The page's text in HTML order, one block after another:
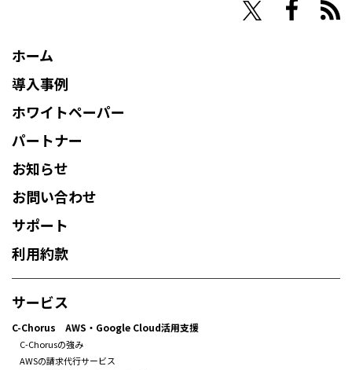
ホーム
導入事例
ホワイトペーパー
パートナー
お知らせ
お問い合わせ
サポート
利用約款
サービス
C-Chorus AWS・Google Cloud活用支援
C-Chorusの強み
AWSの請求代行サービス